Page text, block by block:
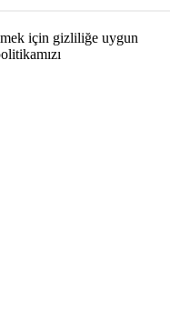
için gizliliğe uygun